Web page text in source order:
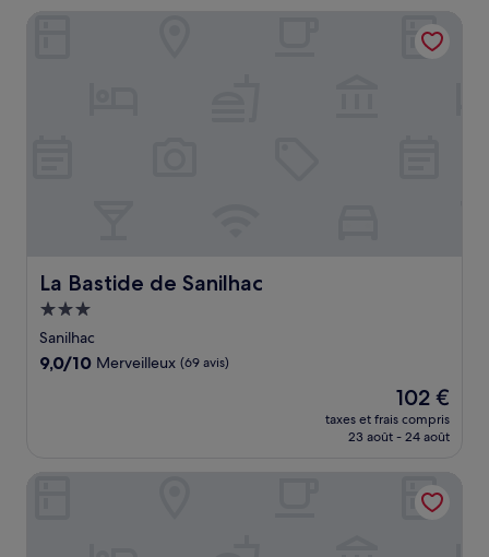
de
98 €
La Bastide de Sanilhac
La Bastide de Sanilhac
Hébergement
3.0 étoiles
Sanilhac
9.0
9,0/10 Merveilleux (69 avis)
Le
nouveau
prix
de
102 €
102 €
taxes et frais compris
23 août - 24 août